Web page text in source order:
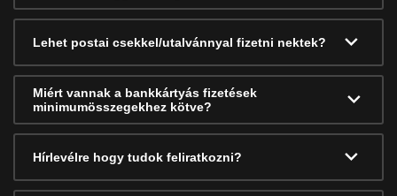
Lehet postai csekkel/utalvánnyal fizetni nektek?
Miért vannak a bankkártyás fizetések
minimumösszegekhez kötve?
Hírlevélre hogy tudok feliratkozni?